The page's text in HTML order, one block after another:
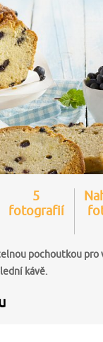
5
fotografií
pochoutkou pro
kávě.